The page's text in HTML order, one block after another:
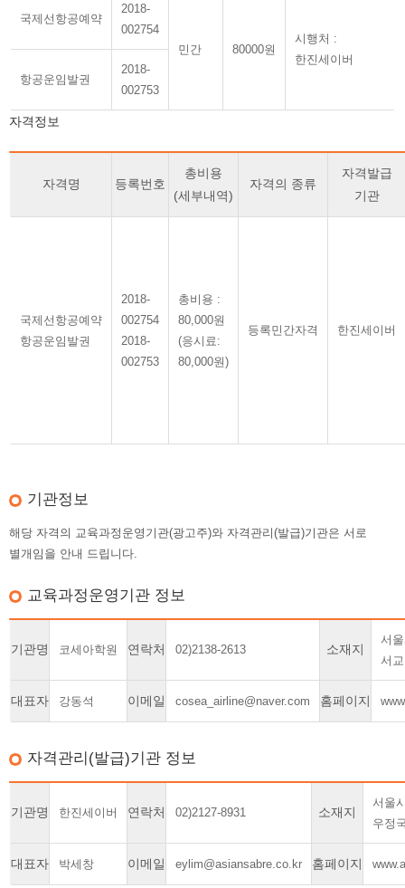
국제선항공예약
2018-
002754
민간
80000원
시행처 :
한진세이버
항공운임발권
2018-
002753
자격정보
자격명 등록번호
총비용
(세부내역)
자격의 종류
자격발급
기관
국제선항공예약
항공운임발권
2018-
002754
2018-
002753
총비용 :
80,000원
(응시료:
80,000원)
등록민간자격 한진세이버
기관정보
해당 자격의 교육과정운영기관(광고주)와 자격관리(발급)기관은 서로
별개임을 안내 드립니다.
교육과정운영기관 정보
기관명 코세아학원 연락처 02)2138-2613 소재지
서
서
대표자 강동석 이메일 cosea_airline@naver.com 홈페이지
자격관리(발급)기관 정보
기관명 한진세이버 연락처 02)2127-8931 소재지
서울
우정
대표자 박세창 이메일 eylim@asiansabre.co.kr 홈페이지